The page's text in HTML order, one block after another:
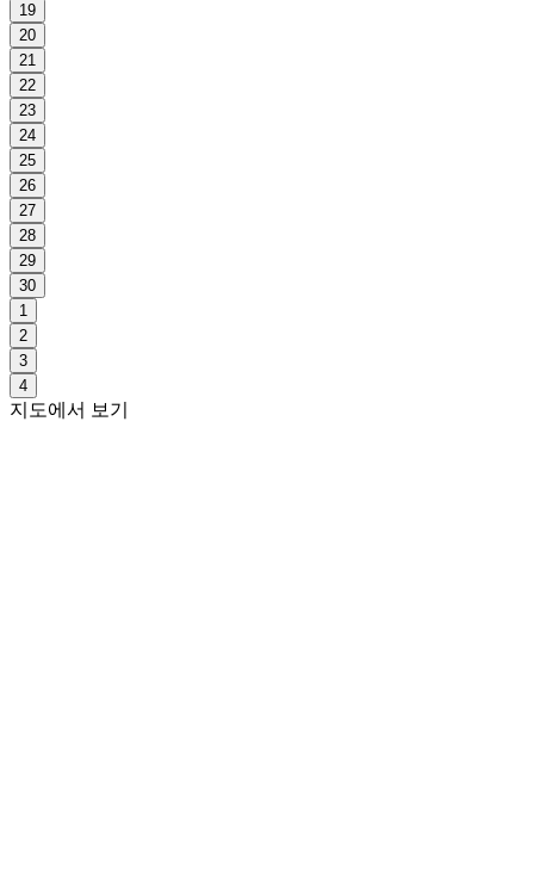
19
20
21
22
23
24
25
26
27
28
29
30
1
2
3
4
지도에서 보기